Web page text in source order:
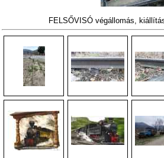
FELSŐVISÓ végállomás,